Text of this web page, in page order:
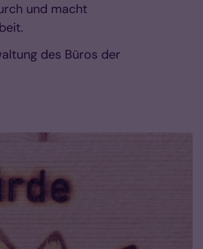
und macht
des Büros der